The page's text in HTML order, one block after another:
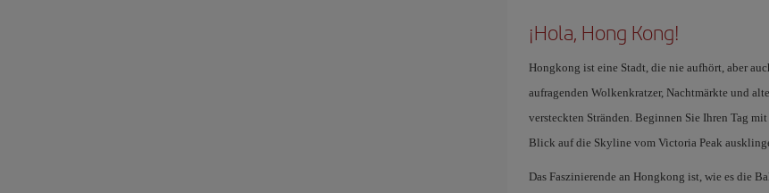
¡Hola, Hong Kong!
Hongkong ist eine Stadt, die nie aufhört, aber
aufragenden Wolkenkratzer, Nachtmärkte und
versteckten Stränden. Beginnen Sie Ihren Tag
Blick auf die Skyline vom Victoria Peak
Das Faszinierende an Hongkong ist, wie es die